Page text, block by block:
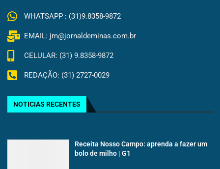
WHATSAPP : (31)9.8358-9872
EMAIL: jm@jornaldeminas.com.br
CELULAR: (31) 9.8358-9872
REDAÇÃO: (31) 2727-0029
NOTICIAS RECENTES
Receita Nosso Campo: aprenda a fazer um
bolo de milho | G1